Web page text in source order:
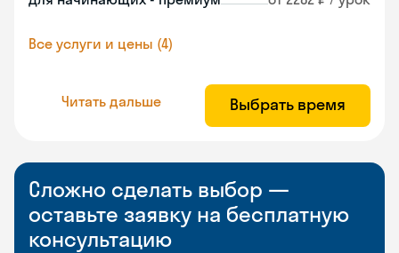
Все услуги и цены (4)
Читать дальше Выбрать время
Сложно сделать выбор —
оставьте заявку на бесплатную
консультацию